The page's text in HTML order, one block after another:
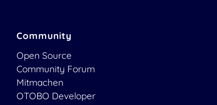
Community
Open Source
Community Forum
Mitmachen
OTOBO Developer